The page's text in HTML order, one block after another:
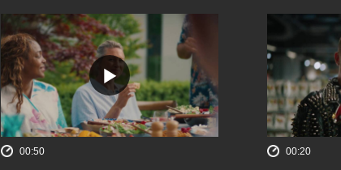
00:50 00:20